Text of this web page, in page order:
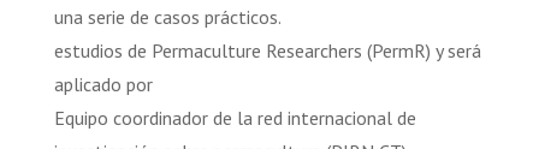
una serie de casos prácticos.
estudios de Permaculture Researchers (PermR) y será
aplicado por
Equipo coordinador de la red internacional de